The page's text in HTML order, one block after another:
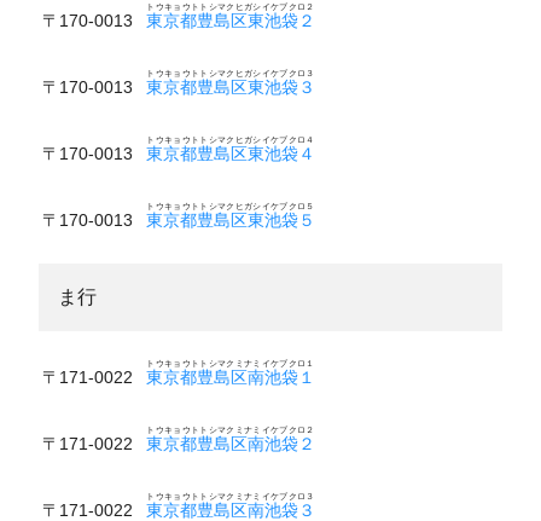
〒170-0013 東京都豊島区東池袋２
トウキョウトトシマクヒガシイケブクロ２
〒170-0013 東京都豊島区東池袋３
トウキョウトトシマクヒガシイケブクロ３
〒170-0013 東京都豊島区東池袋４
トウキョウトトシマクヒガシイケブクロ４
〒170-0013 東京都豊島区東池袋５
トウキョウトトシマクヒガシイケブクロ５
ま行
〒171-0022 東京都豊島区南池袋１
トウキョウトトシマクミナミイケブクロ１
〒171-0022 東京都豊島区南池袋２
トウキョウトトシマクミナミイケブクロ２
〒171-0022 東京都豊島区南池袋３
トウキョウトトシマクミナミイケブクロ３